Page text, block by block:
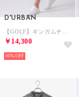
D'URBAN
￥14,300
40%